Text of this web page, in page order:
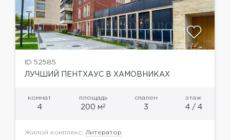
ID 52585
ЛУЧШИЙ ПЕНТХАУС В ХАМОВНИКАХ
комнат
4
площадь
200 м2
спален
3
этаж
4 / 4
Жилой комплекс: Литератор